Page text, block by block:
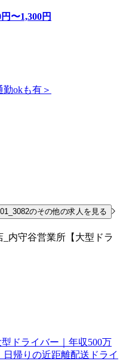
円〜1,300円
okも有＞
のその他の求人を見る
内守谷営業所【大型ドラ
ドライバー｜年収500万
帰りの近距離配送ドライ